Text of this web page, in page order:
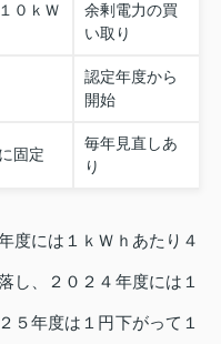
０ｋＷ
余剰電力の買
い取り
認定年度から
開始
固定
毎年見直しあ
り
度には１ｋＷｈあたり４
し、２０２４年度には１
５年度は１円下がって１